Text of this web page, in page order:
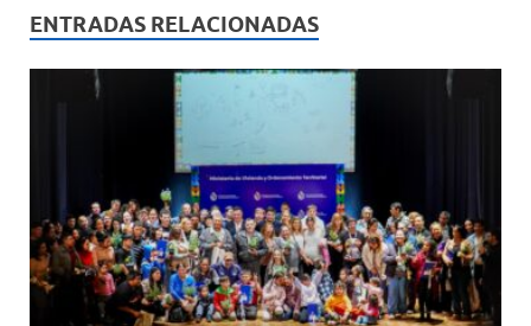
s
A
b
o
p
ar
ENTRADAS RELACIONADAS